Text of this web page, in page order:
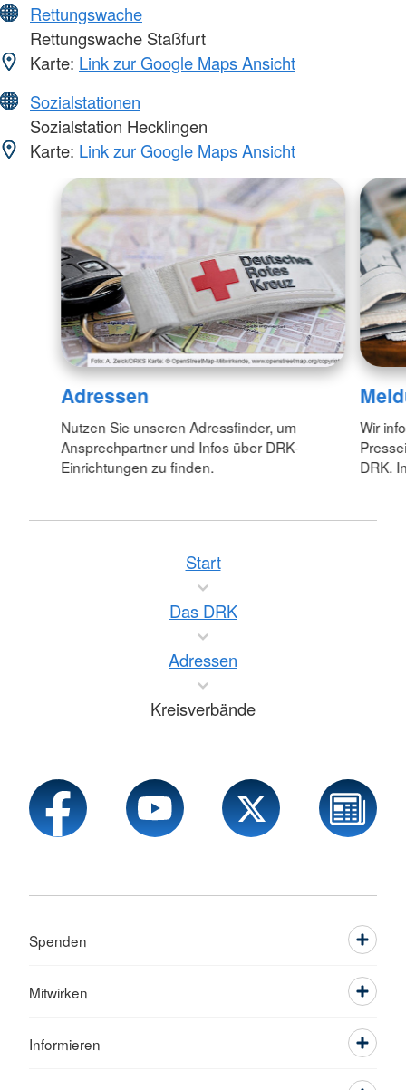
Rettungswache
Rettungswache Staßfurt
Karte: Link zur Google Maps Ansicht
Sozialstationen
Sozialstation Hecklingen
Karte: Link zur Google Maps Ansicht
Adressen
Nutzen Sie unseren Adressfinder, um
Ansprechpartner und Infos über DRK-
Einrichtungen zu finden.
Wir
DRK.
Start
Das DRK
Adressen
Kreisverbände
Spenden
Mitwirken
Informieren